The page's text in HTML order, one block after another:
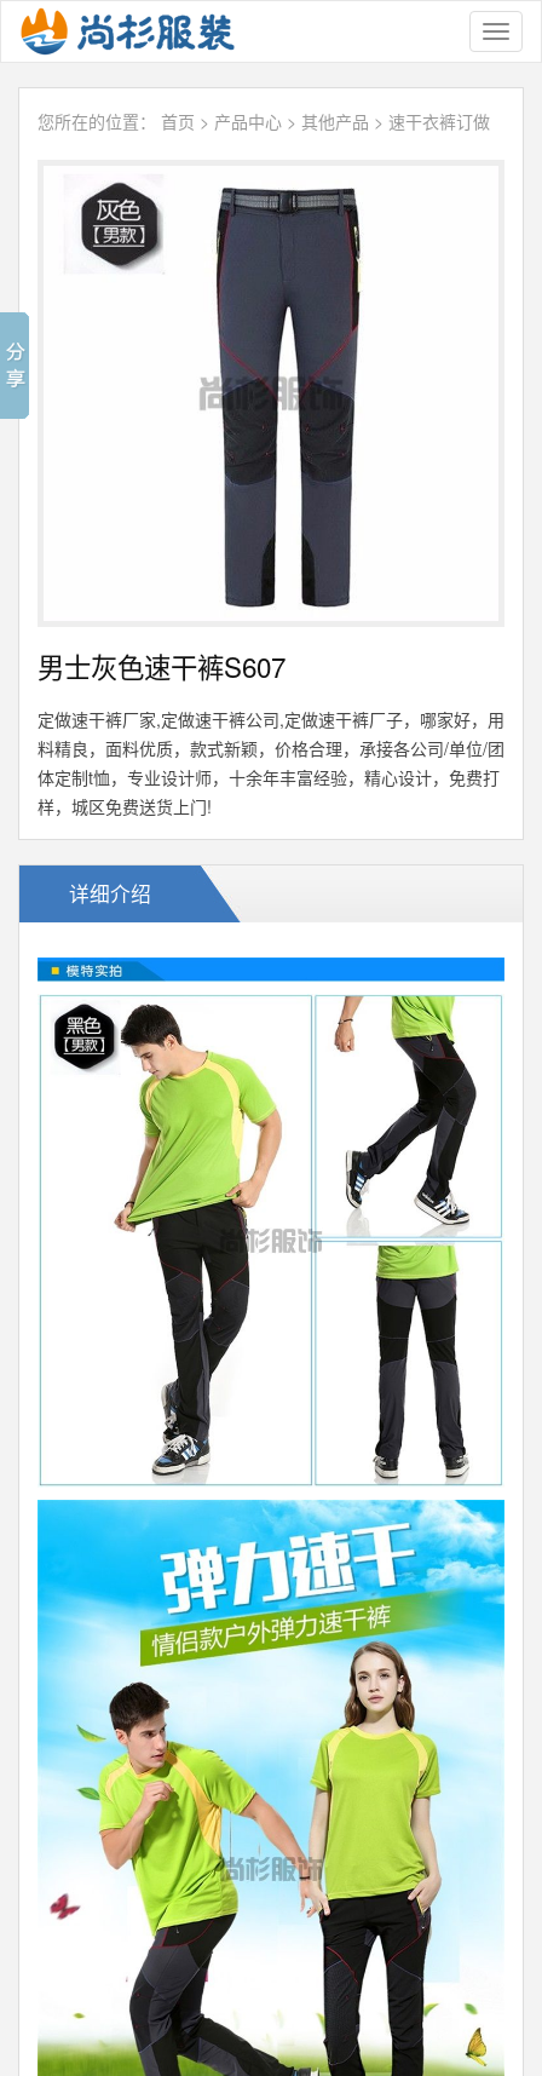
您所在的位置： 首页 > 产品中心 > 其他产品 > 速干衣裤订做
男士灰色速干裤S607
定做速干裤厂家,定做速干裤公司,定做速干裤厂子，哪家好，用
料精良，面料优质，款式新颖，价格合理，承接各公司/单位/团
体定制t恤，专业设计师，十余年丰富经验，精心设计，免费打
样，城区免费送货上门!
详细介绍